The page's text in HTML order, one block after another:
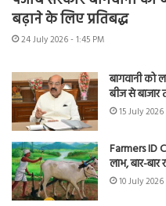
बढ़ाने के लिए प्रतिबद्ध
24 July 2026 - 1:45 PM
बागवानी को
बीज से बाजार
15 July
Farmers ID
लाभ, बार-
10 July